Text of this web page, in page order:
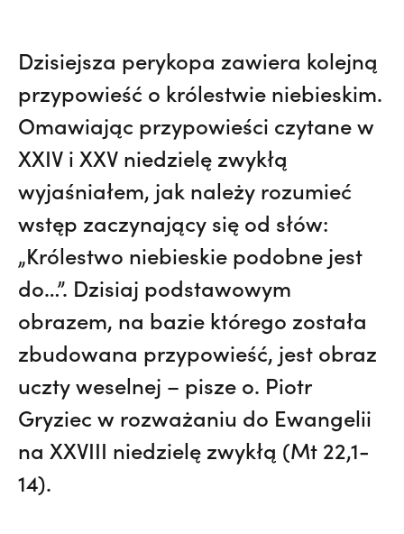
Dzisiejsza perykopa zawiera kolejną
przypowieść o królestwie niebieskim.
Omawiając przypowieści czytane w
XXIV i XXV niedzielę zwykłą
wyjaśniałem, jak należy rozumieć
wstęp zaczynający się od słów:
„Królestwo niebieskie podobne jest
do…”. Dzisiaj podstawowym
obrazem, na bazie którego została
zbudowana przypowieść, jest obraz
uczty weselnej – pisze o. Piotr
Gryziec w rozważaniu do Ewangelii
na XXVIII niedzielę zwykłą (Mt 22,1-
14).